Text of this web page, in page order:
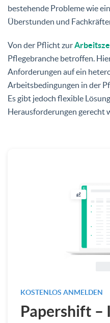
bestehende Probleme wie
Überstunden und
Von der Pflicht zur
Pflegebranche betroffen.
Anforderungen auf ein
Arbeitsbedingungen in der
Es gibt jedoch flexible
Herausforderungen gerecht
KOSTENLOS ANMELDEN
Papershift –